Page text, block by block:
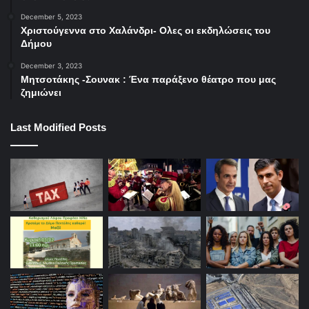
απόλυτα «κακά» και συνεπώς εχθρικά. Άπαξ και αφεθεί
όμως ο άνθρωπος στην περιορισμένη οπτική της σχίσης, η
εκδήλωση βίας είναι απλά ζήτημα χρόνου και
συνθηκών”.
December 5, 2023
Χριστούγεννα στο Χαλάνδρι- Ολες οι εκδηλώσεις του
Δήμου
December 3, 2023
Μητσοτάκης -Σουνακ : Ένα παράξενο θέατρο που μας
ζημιώνει
Last Modified Posts